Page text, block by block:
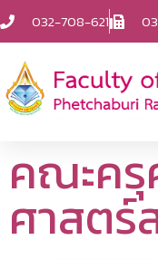
032-708-621
คณะครุ
ศาสตร์